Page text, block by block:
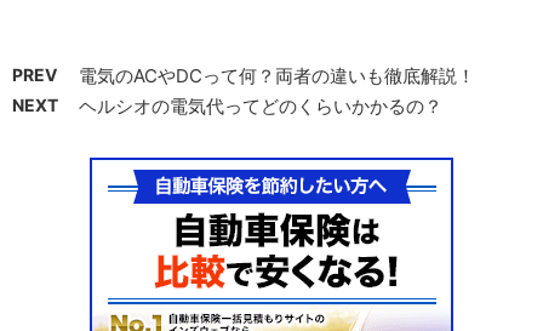
PREV 電気のACやDCって何？両者の違いも徹底解説！
NEXT ヘルシオの電気代ってどのくらいかかるの？